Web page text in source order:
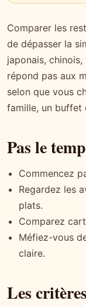
Comparer les
de dépasser la
japonais,
répond pas aux
selon que vous
famille, un buffet
Pas le
Commencez
Regardez les
plats.
Comparez
Méfiez-vous
claire.
Les